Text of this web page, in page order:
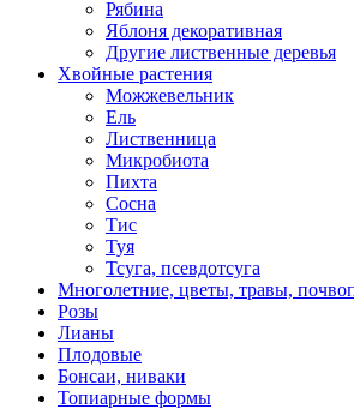
Рябина
Яблоня декоративная
Другие лиственные деревья
Хвойные растения
Можжевельник
Ель
Лиственница
Микробиота
Пихта
Сосна
Тис
Туя
Тсуга, псевдотсуга
Многолетние, цветы, травы,
Розы
Лианы
Плодовые
Бонсаи, ниваки
Топиарные формы